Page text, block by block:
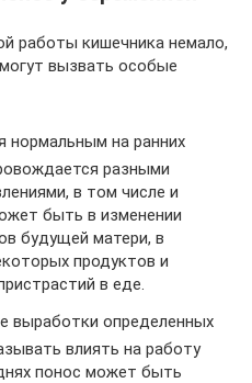
работы кишечника немало,
вызвать особые
нормальным на ранних
разными
в том числе и
быть в изменении
будущей матери, в
продуктов и
в еде.
выработки определенных
влиять на работу
понос может быть